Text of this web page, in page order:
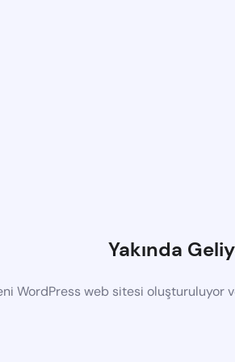
Yakında
WordPress web sitesi oluşturuluyor